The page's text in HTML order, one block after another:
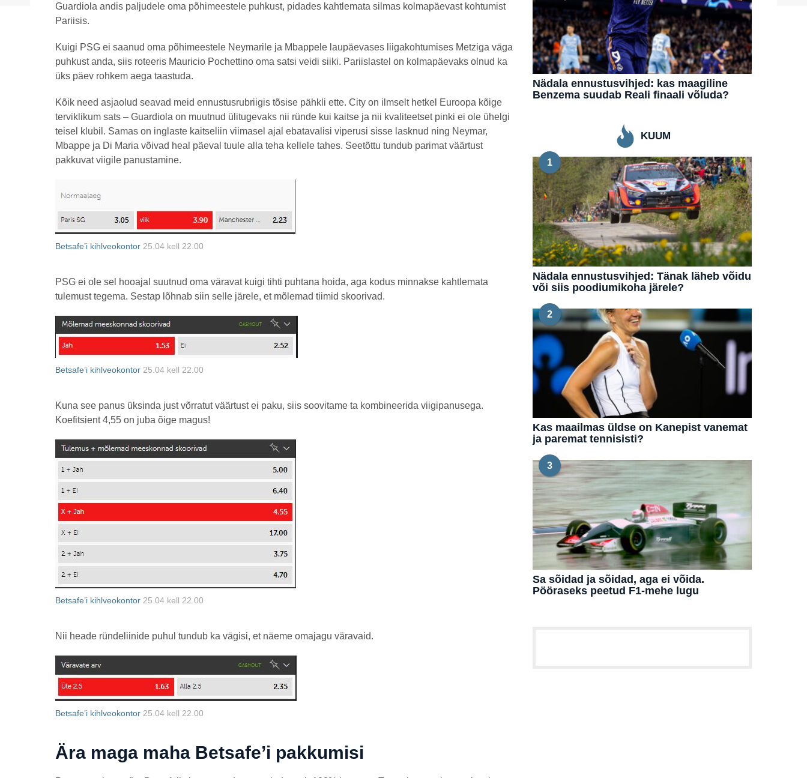
Guardiola andis paljudele oma põhimeestele puhkust, pidades kahtlemata silmas kolmapäevast kohtumist
Pariisis.
Kuigi PSG ei saanud oma põhimeestele Neymarile ja Mbappele laupäevases liigakohtumises Metziga väga
puhkust anda, siis roteeris Mauricio Pochettino oma satsi veidi siiki. Pariislastel on kolmapäevaks olnud ka
üks päev rohkem aega taastuda.
Kõik need asjaolud seavad meid ennustusrubriigis tõsise pähkli ette. City on ilmselt hetkel Euroopa kõige
terviklikum sats – Guardiola on muutnud ülitugevaks nii ründe kui kaitse ja nii kvaliteetset pinki ei ole ühelgi
teisel klubil. Samas on inglaste kaitseliin viimasel ajal ebatavalisi viperusi sisse lasknud ning Neymar,
Mbappe ja Di Maria võivad heal päeval tuule alla teha kellele tahes. Seetõttu tundub parimat väärtust
pakkuvat viigile panustamine.
Betsafe’i kihlveokontor 25.04 kell 22.00
PSG ei ole sel hooajal suutnud oma väravat kuigi tihti puhtana hoida, aga kodus minnakse kahtlemata
tulemust tegema. Sestap lõhnab siin selle järele, et mõlemad tiimid skoorivad.
Betsafe’i kihlveokontor 25.04 kell 22.00
Kuna see panus üksinda just võrratut väärtust ei paku, siis soovitame ta kombineerida viigipanusega.
Koefitsient 4,55 on juba õige magus!
Betsafe’i kihlveokontor 25.04 kell 22.00
Nii heade ründeliinide puhul tundub ka vägisi, et näeme omajagu väravaid.
Betsafe’i kihlveokontor 25.04 kell 22.00
Ära maga maha Betsafe’i pakkumisi
Nädala ennustusvihjed: kas maagiline
Benzema suudab Reali finaali võluda?
KUUM
1
Nädala ennustusvihjed: Tänak läheb võidu
või siis poodiumikoha järele?
2
Kas maailmas üldse on Kanepist vanemat
ja paremat tennisisti?
3
Sa sõidad ja sõidad, aga ei võida.
Pööraseks peetud F1-mehe lugu